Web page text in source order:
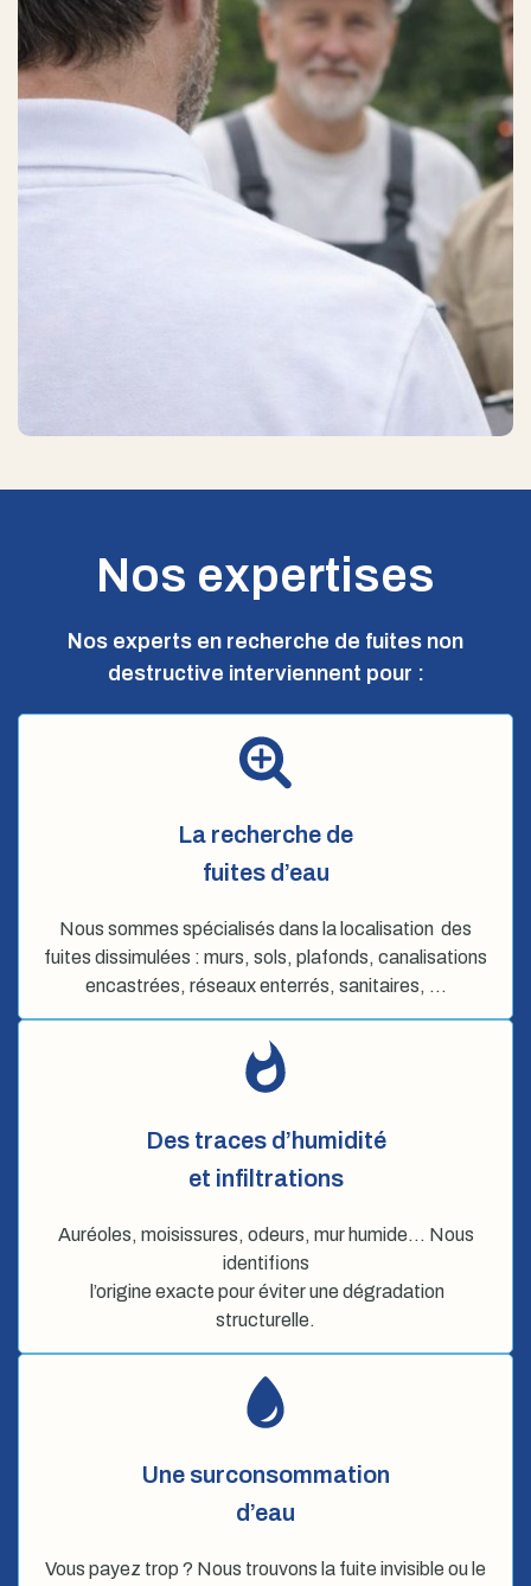
Nos expertises
Nos experts en recherche de fuites non
destructive interviennent pour :
La recherche de
fuites d’eau
Nous sommes spécialisés dans la localisation des
fuites dissimulées : murs, sols, plafonds, canalisations
encastrées, réseaux enterrés, sanitaires, …
Des traces d’humidité
et infiltrations
Auréoles, moisissures, odeurs, mur humide… Nous
identifions
l’origine exacte pour éviter une dégradation
structurelle.
Une surconsommation
d’eau
Vous payez trop ? Nous trouvons la fuite invisible ou le